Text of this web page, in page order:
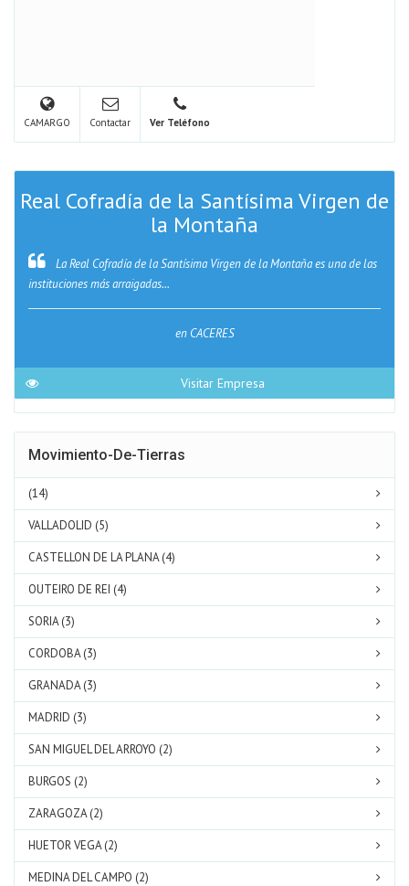
CAMARGO Contactar Ver Teléfono
Real Cofradía de la Santísima Virgen de
la Montaña
La Real Cofradía de la Santísima Virgen de la Montaña es una de las
instituciones más arraigadas...
en CACERES
Visitar Empresa
Movimiento-De-Tierras
(14)
VALLADOLID (5)
CASTELLON DE LA PLANA (4)
OUTEIRO DE REI (4)
SORIA (3)
CORDOBA (3)
GRANADA (3)
MADRID (3)
SAN MIGUEL DEL ARROYO (2)
BURGOS (2)
ZARAGOZA (2)
HUETOR VEGA (2)
MEDINA DEL CAMPO (2)